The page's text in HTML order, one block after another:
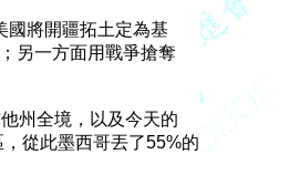
國將開疆拓土定為基
另一方面用戰爭搶奪
州全境，以及今天的
從此墨西哥丟了55%的